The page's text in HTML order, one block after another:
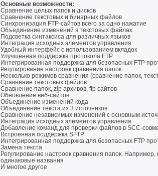
Основные возможности:
Сравнение целых папок и дисков
Сравнение текстовых и бинарных файлов
Синхронизация FTP-сайтов всего за одно нажатие
Объединение изменений в текстовых файлах
Подсветка синтаксиса для различных языков
Интеграция исходных элементов управления
Удобный интерфейс с использованием вкладок
Улучшенная поддержка протокола FTP
Интегрированная поддержка для безопасных FTP
Регулирование настроек сравнения папок
Несколько режимов сравнения (сравнение папок,
Сравнение текстовых файлов
Сравнение папок, zip архивов, ftp сайтов
Обновление веб-сайтов
Объединение изменений кода
Объединение текста из 3 источников
Сравнение независимых изменений с основным
Интеграция исходных элементов управления
Добавление команд для проверки файлов в SCC-
Встроенная поддержка SFTP
Интегрированная поддержка для безопасных FTP
Замена текста
Регулирование настроек сравнения папок.
одинаковые названия
И многое другое